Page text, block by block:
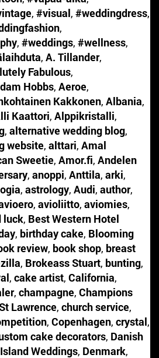
, #visual, #weddingdress,
,
, #weddings, #wellness,
, A. Tillander,
Fabulous,
Hobbs, Aeroe,
Kakkonen, Albania,
Kaattori, Alppikristalli,
, alternative wedding blog,
website, alttari, Amal
Sweetie, Amor.fi, Andelen
, anoppi, Anttila, arki,
, astrology, Audi, author,
, avioliitto, aviomies,
luck, Best Western Hotel
, birthday cake, Blooming
review, book shop, breast
, Brokeass Stuart, bunting,
, cake artist, California,
, champagne, Champions
Lawrence, church service,
, Copenhagen, crystal,
cake decorators, Danish
Weddings, Denmark,